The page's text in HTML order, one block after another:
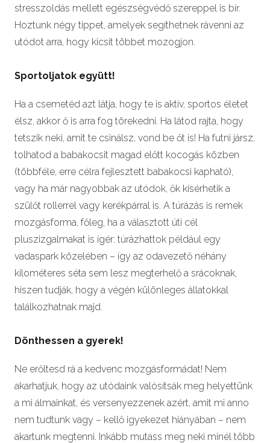
stresszoldás mellett egészségvédő szereppel is bír.
Hoztunk négy tippet, amelyek segíthetnek rávenni az
utódot arra, hogy kicsit többet mozogjon.
Sportoljatok együtt!
Ha a csemetéd azt látja, hogy te is aktív, sportos életet
élsz, akkor ő is arra fog törekedni. Ha látod rajta, hogy
tetszik neki, amit te csinálsz, vond be őt is! Ha futni jársz,
tolhatod a babakocsit magad előtt kocogás közben
(többféle, erre célra fejlesztett babakocsi kapható),
vagy ha már nagyobbak az utódok, ők kísérhetik a
szülőt rollerrel vagy kerékpárral is. A túrázás is remek
mozgásforma, főleg, ha a választott úti cél
pluszizgalmakat is ígér: túrázhattok például egy
vadaspark közelében – így az odavezető néhány
kilométeres séta sem lesz megterhelő a srácoknak,
hiszen tudják, hogy a végén különleges állatokkal
találkozhatnak majd.
Dönthessen a gyerek!
Ne erőltesd rá a kedvenc mozgásformádat! Nem
akarhatjuk, hogy az utódaink valósítsák meg helyettünk
a mi álmainkat, és versenyezzenek azért, amit mi anno
nem tudtunk vagy – kellő igyekezet hiányában – nem
akartunk megtenni. Inkább mutass meg neki minél több